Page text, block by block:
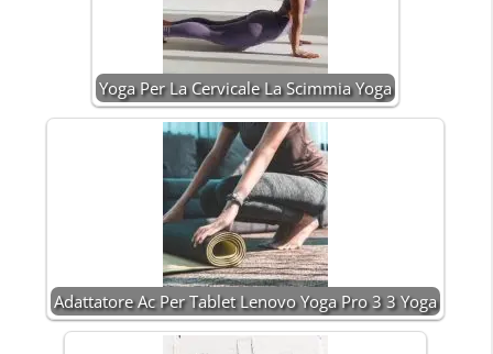
Yoga Per La Cervicale La Scimmia Yoga
Adattatore Ac Per Tablet Lenovo Yoga Pro 3 3 Yoga